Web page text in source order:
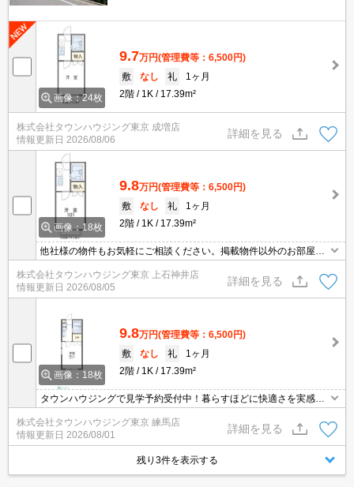
画像：24枚
9.7万円(管理費等：6,500円)
敷
なし 礼
1ヶ月
2階
1K 17.39m²
株式会社タウンハウジング東京 成増店
情報更新日 2026/08/06
詳細を見る
画像：18枚
9.8万円(管理費等：6,500円)
敷
なし 礼
1ヶ月
2階
1K 17.39m²
他社様の物件もお気軽にご相談ください。掲載物件以外のお部屋も
ご紹介出来ます。明るく元気なスタッフが丁寧にご対応させていた
だきます。当店ならオンラインで見学・接客可能です！お気軽にお
問い合わせ下さい☆★
株式会社タウンハウジング東京 上石神井店
情報更新日 2026/08/05
詳細を見る
画像：18枚
9.8万円(管理費等：6,500円)
敷
なし 礼
1ヶ月
2階
1K 17.39m²
タウンハウジングで見学予約受付中！暮らすほどに快適さを実感で
きる設備仕様！駅前商業施設の多さ！日常の買い物に便利！
株式会社タウンハウジング東京 練馬店
情報更新日 2026/08/01
詳細を見る
残り3件を表示する